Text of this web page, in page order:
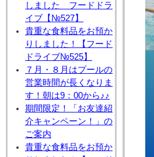
しました フードドラ
イブ【№527】
貴重な食料品をお預か
りしました！【フード
ドライブ№525】
７月・８月はプールの
営業時間が長くなりま
す！朝は9：00から♪♪
期間限定！「お友達紹
介キャンペーン！」の
ご案内
貴重な食料品をお預か